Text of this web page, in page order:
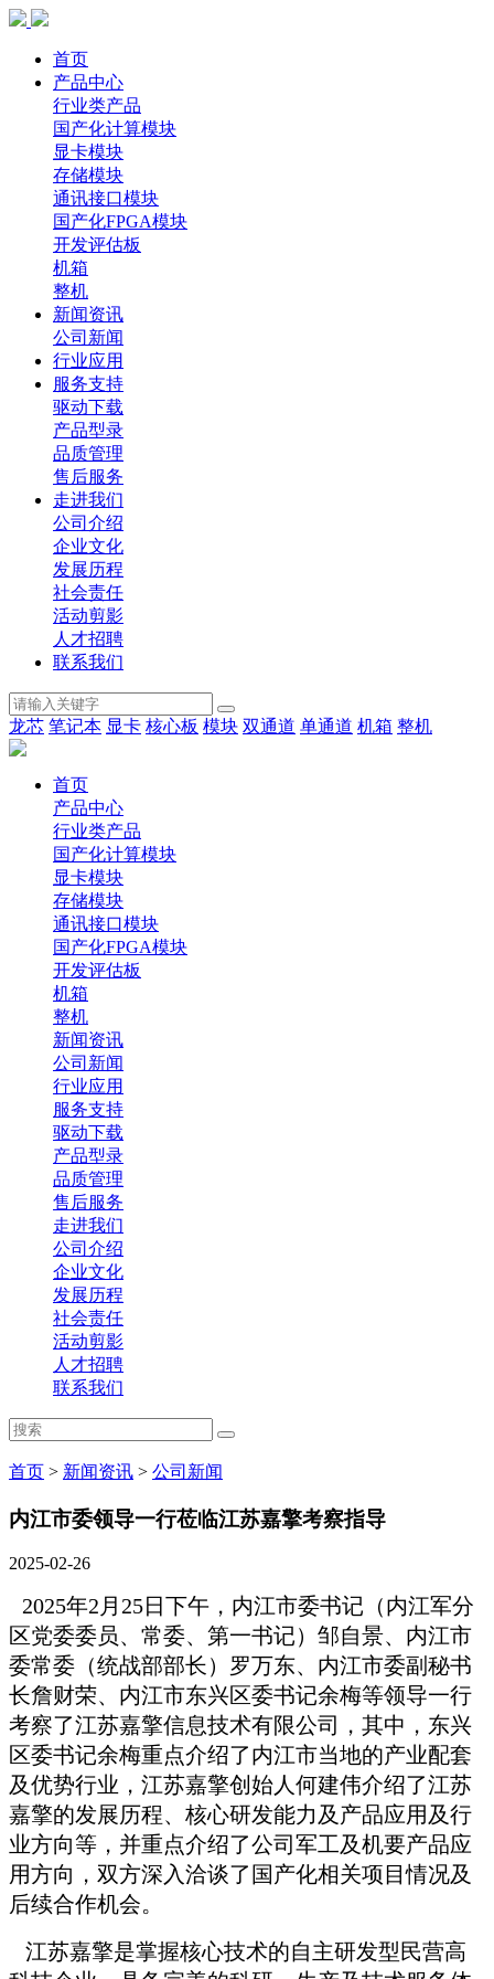
首页
产品中心
行业类产品
国产化计算模块
显卡模块
存储模块
通讯接口模块
国产化FPGA模块
开发评估板
机箱
整机
新闻资讯
公司新闻
行业应用
服务支持
驱动下载
产品型录
品质管理
售后服务
走进我们
公司介绍
企业文化
发展历程
社会责任
活动剪影
人才招聘
联系我们
龙芯 笔记本 显卡 核心板 模块 双通道 单通道 机箱 整机
首页
产品中心
行业类产品
国产化计算模块
显卡模块
存储模块
通讯接口模块
国产化FPGA模块
开发评估板
机箱
整机
新闻资讯
公司新闻
行业应用
服务支持
驱动下载
产品型录
品质管理
售后服务
走进我们
公司介绍
企业文化
发展历程
社会责任
活动剪影
人才招聘
联系我们
首页 > 新闻资讯 > 公司新闻
内江市委领导一行莅临江苏嘉擎考察指导
2025-02-26
2025年2月25日下午，内江市委书记（内江军分
区党委委员、常委、第一书记）邹自景、内江市
委常委（统战部部长）罗万东、内江市委副秘书
长詹财荣、内江市东兴区委书记余梅等领导一行
考察了江苏嘉擎信息技术有限公司，其中，东兴
区委书记余梅重点介绍了内江市当地的产业配套
及优势行业，江苏嘉擎创始人何建伟介绍了江苏
嘉擎的发展历程、核心研发能力及产品应用及行
业方向等，并重点介绍了公司军工及机要产品应
用方向，双方深入洽谈了国产化相关项目情况及
后续合作机会。
江苏嘉擎是掌握核心技术的自主研发型民营高